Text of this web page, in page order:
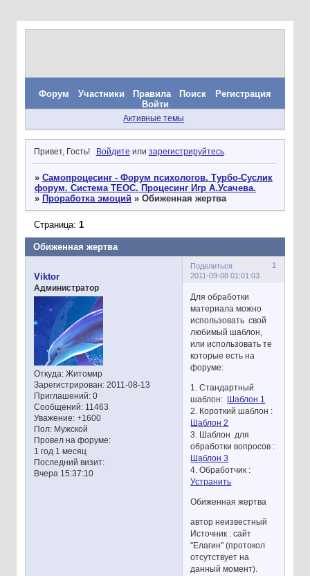
Форум Участники Правила Поиск
Регистрация
Войти
Активные темы
Привет, Гость! Войдите или зарегистрируйтесь.
» Самопроцесинг - Форум психологов. Турбо-Суслик
форум. Система ТЕОС. Процесинг Игр А.Усачева.
» Проработка эмоций » Обиженная жертва
Обиженная жертва
Страница: 1
Поделиться
1
2011-09-08 01:01:03
Viktor
Администратор
Откуда:Житомир
Зарегистрирован: 2011-08-13
Приглашений:0
Сообщений:11463
Уважение: +1600
Пол:Мужской
Провел на форуме:
1 год 1 месяц
Последний визит:
Вчера 15:37:10
Для обработки
материала можно
использовать свой
любимый шаблон,
или использовать те
которые есть на
форуме:
1. Стандартный
шаблон: Шаблон 1
2. Короткий шаблон :
Шаблон 2
3. Шаблон для
обработки вопросов :
Шаблон 3
4. Обработчик :
Устранить
Обиженная жертва
автор неизвестный
Источник : сайт
"Елагин" (протокол
отсутствует на
данный момент).